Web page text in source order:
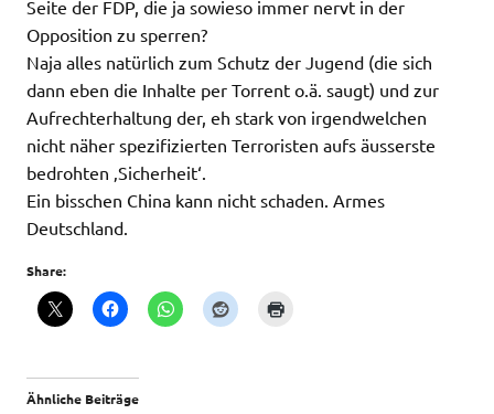
Seite der FDP, die ja sowieso immer nervt in der
Opposition zu sperren?
Naja alles natürlich zum Schutz der Jugend (die sich
dann eben die Inhalte per Torrent o.ä. saugt) und zur
Aufrechterhaltung der, eh stark von irgendwelchen
nicht näher spezifizierten Terroristen aufs äusserste
bedrohten ‚Sicherheit‘.
Ein bisschen China kann nicht schaden. Armes
Deutschland.
Share:
Ähnliche Beiträge